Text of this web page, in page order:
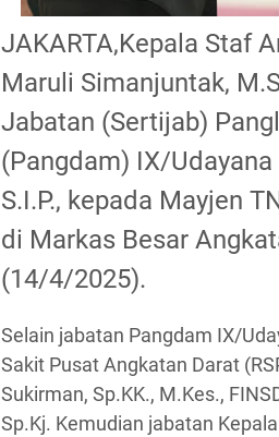
JAKARTA,Kepala Staf
Maruli Simanjuntak,
Jabatan (Sertijab)
(Pangdam) IX/
S.I.P., kepada Mayjen
di Markas Besar
(14/4/2025).
Selain jabatan Pangdam IX/
Sakit Pusat Angkatan Darat
Sukirman, Sp.KK., M.Kes.,
Sp.Kj. Kemudian jabatan